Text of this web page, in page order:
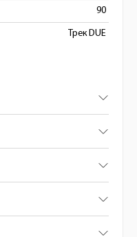
90
Трек DUE